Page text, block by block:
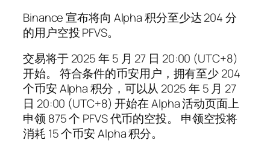
Binance 宣布将向 Alpha 积分至少达 204 分
的用户空投 PFVS。
交易将于 2025 年 5 月 27 日 20:00 (UTC+8)
开始。 符合条件的币安用户，拥有至少 204
个币安 Alpha 积分，可以从 2025 年 5 月 27
日 20:00 (UTC+8) 开始在 Alpha 活动页面上
申领 875 个 PFVS 代币的空投。 申领空投将
消耗 15 个币安 Alpha 积分。